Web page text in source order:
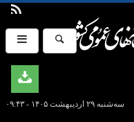
سه‌شنبه ۲۹ اردیبهشت ۱۴۰۵ - ۰۹:۴۳